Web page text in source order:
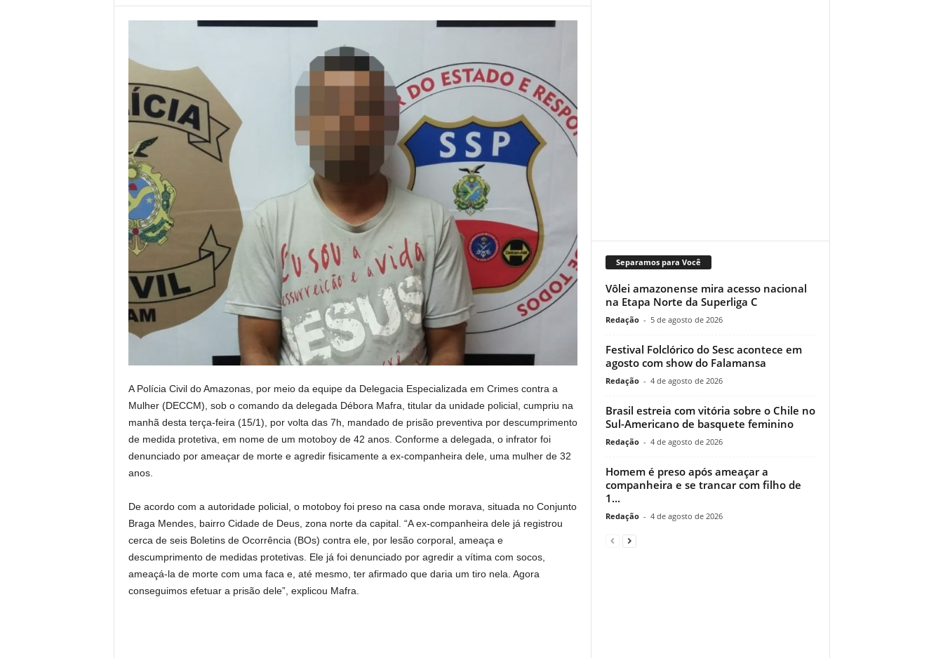
A Polícia Civil do Amazonas, por meio da equipe da Delegacia Especializada em Crimes contra a
Mulher (DECCM), sob o comando da delegada Débora Mafra, titular da unidade policial, cumpriu na
manhã desta terça-feira (15/1), por volta das 7h, mandado de prisão preventiva por descumprimento
de medida protetiva, em nome de um motoboy de 42 anos. Conforme a delegada, o infrator foi
denunciado por ameaçar de morte e agredir fisicamente a ex-companheira dele, uma mulher de 32
anos.
De acordo com a autoridade policial, o motoboy foi preso na casa onde morava, situada no Conjunto
Braga Mendes, bairro Cidade de Deus, zona norte da capital. “A ex-companheira dele já registrou
cerca de seis Boletins de Ocorrência (BOs) contra ele, por lesão corporal, ameaça e
descumprimento de medidas protetivas. Ele já foi denunciado por agredir a vítima com socos,
ameaçá-la de morte com uma faca e, até mesmo, ter afirmado que daria um tiro nela. Agora
conseguimos efetuar a prisão dele”, explicou Mafra.
Separamos para Você
Vôlei amazonense mira acesso nacional
na Etapa Norte da Superliga C
Redação - 5 de agosto de 2026
Festival Folclórico do Sesc acontece em
agosto com show do Falamansa
Redação - 4 de agosto de 2026
Brasil estreia com vitória sobre o Chile no
Sul-Americano de basquete feminino
Redação - 4 de agosto de 2026
Homem é preso após ameaçar a
companheira e se trancar com filho de
1...
Redação - 4 de agosto de 2026